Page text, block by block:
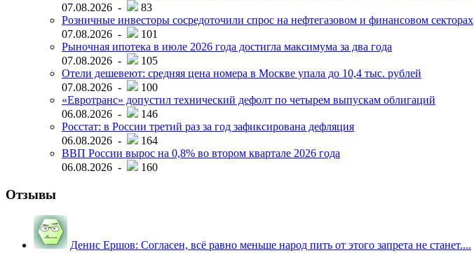
07.08.2026 -
83
Розничные инвесторы сосредоточили спрос на нефтегазовом и финансовом секторах
07.08.2026 -
101
Рыночная ипотека в июле 2026 года достигла максимума за два года
07.08.2026 -
105
Отели дешевеют: средняя цена номера в Москве упала до 10,4 тыс. рублей
07.08.2026 -
100
«Евротранс» допустил технический дефолт по четырем выпускам облигаций
06.08.2026 -
146
Росстат: в России третий раз за год зафиксирована дефляция
06.08.2026 -
164
ВВП России вырос на 0,8% во втором квартале 2026 года
06.08.2026 -
160
Отзывы
Денис Ершов: Согласен, всё равно меньше народ пить от этого запрета не станет....